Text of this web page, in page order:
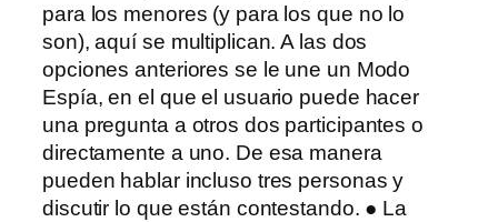
para los menores (y para los que no lo
son), aquí se multiplican. A las dos
opciones anteriores se le une un Modo
Espía, en el que el usuario puede hacer
una pregunta a otros dos participantes o
directamente a uno. De esa manera
pueden hablar incluso tres personas y
discutir lo que están contestando. ● La